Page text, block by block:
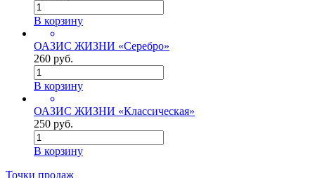
В корзину
ОАЗИС ЖИЗНИ «Серебро»
260 руб.
В корзину
ОАЗИС ЖИЗНИ «Классическая»
250 руб.
В корзину
Точки продаж